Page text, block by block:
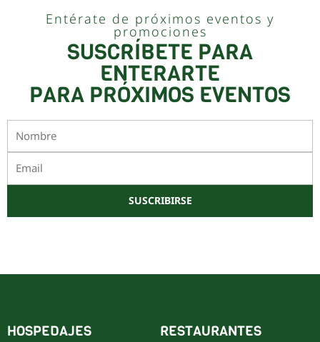
Entérate de próximos eventos y
promociones
SUSCRÍBETE PARA
ENTERARTE
PARA PRÓXIMOS EVENTOS
SUSCRIBIRSE
HOSPEDAJES RESTAURANTES